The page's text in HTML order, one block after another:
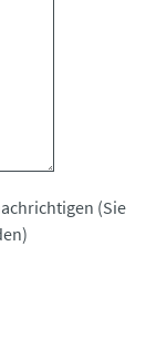
(Sie